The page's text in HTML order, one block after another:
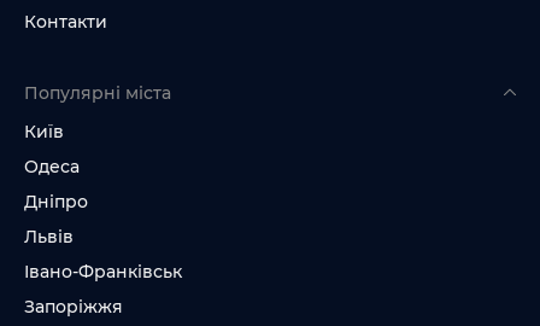
Контакти
Популярні міста
Київ
Одеса
Дніпро
Львів
Івано-Франківськ
Запоріжжя